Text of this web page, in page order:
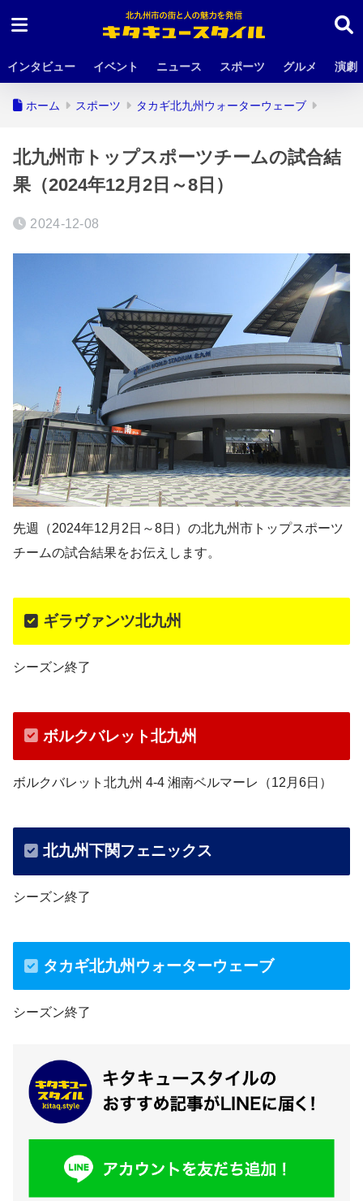
インタビュー イベント ニュース スポーツ グルメ 演劇
ホーム スポーツ タカギ北九州ウォーターウェーブ
北九州市トップスポーツチームの試合結
果（2024年12月2日～8日）
2024-12-08
先週（2024年12月2日～8日）の北九州市トップスポーツ
チームの試合結果をお伝えします。
ギラヴァンツ北九州
シーズン終了
ボルクバレット北九州
ボルクバレット北九州 4-4 湘南ベルマーレ（12月6日）
北九州下関フェニックス
シーズン終了
タカギ北九州ウォーターウェーブ
シーズン終了